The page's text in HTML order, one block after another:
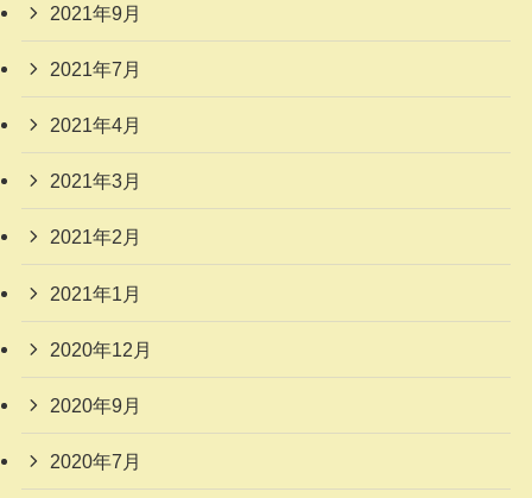
2021年9月
2021年7月
2021年4月
2021年3月
2021年2月
2021年1月
2020年12月
2020年9月
2020年7月